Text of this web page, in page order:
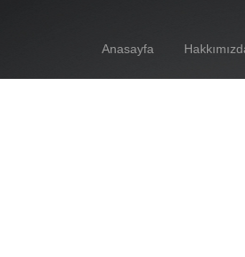
Anasayfa